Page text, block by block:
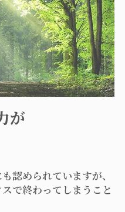
が
認められていますが、
で終わってしまうこと